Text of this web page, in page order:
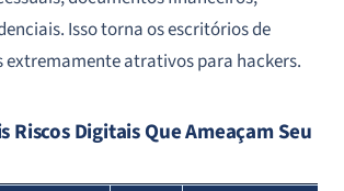
Isso torna os escritórios de
extremamente atrativos para hackers.
Riscos Digitais Que Ameaçam Seu